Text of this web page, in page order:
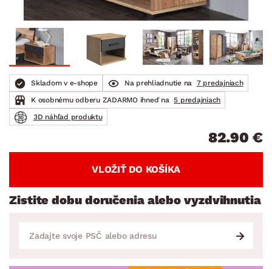
Skladom v e-shope Na prehliadnutie na
7 predajniach
K osobnému odberu ZADARMO ihneď na 5 predajniach
3D náhľad produktu
82.90 €
VLOŽIŤ DO KOŠÍKA
Zistite dobu doručenia alebo vyzdvihnutia